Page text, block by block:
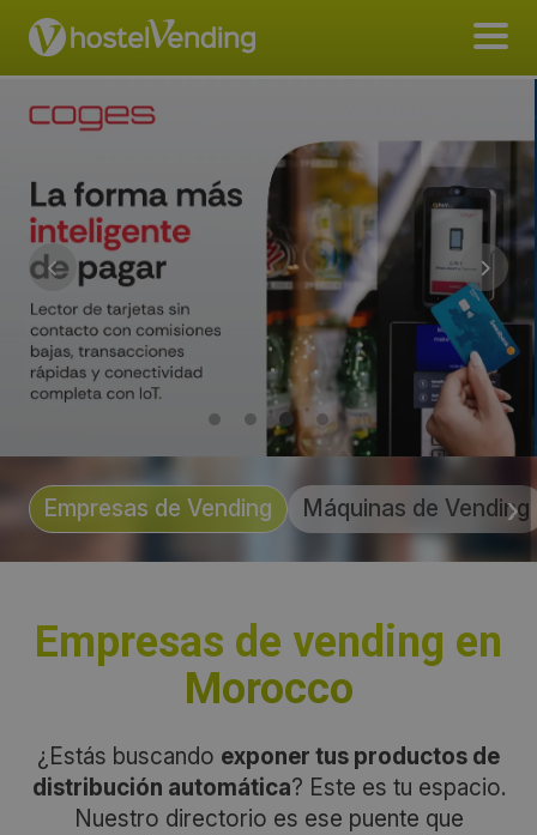
Empresas de Vending Máquinas de Vending
Empresas de vending en
Morocco
¿Estás buscando exponer tus productos de
distribución automática? Este es tu espacio.
Nuestro directorio es ese puente que